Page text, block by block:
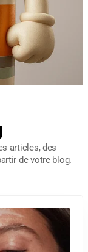
articles, des
de votre blog.